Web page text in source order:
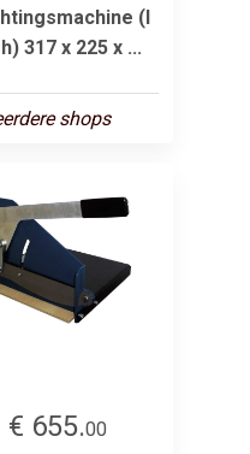
(l
317 x 225 x ...
shops
€ 655.00